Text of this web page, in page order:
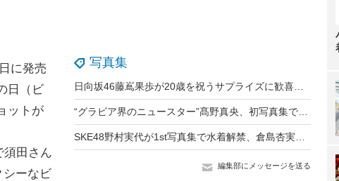
写真集
編集部にメッセージを送る
に発売
日（ビ
ットが
田さん
シーなビ